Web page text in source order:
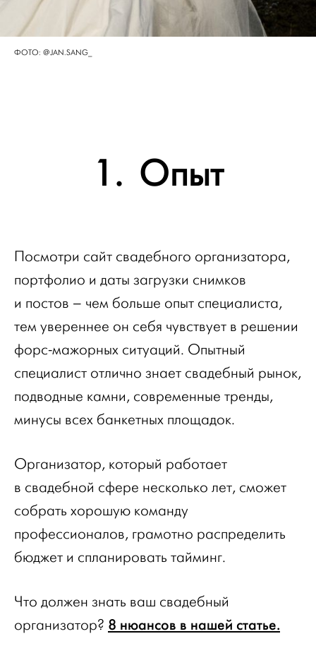
ФОТО: @JAN.SANG_
1. Опыт
Посмотри сайт свадебного организатора,
портфолио и даты загрузки снимков
и постов – чем больше опыт специалиста,
тем увереннее он себя чувствует в решении
форс-мажорных ситуаций. Опытный
специалист отлично знает свадебный рынок,
подводные камни, современные тренды,
минусы всех банкетных площадок.
Организатор, который работает
в свадебной сфере несколько лет, сможет
собрать хорошую команду
профессионалов, грамотно распределить
бюджет и спланировать тайминг.
Что должен знать ваш свадебный
организатор? 8 нюансов в нашей статье.